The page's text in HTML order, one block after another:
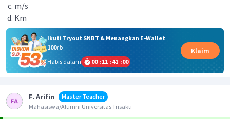
m/s
Km
Ikuti Tryout SNBT & Menangkan E-Wallet
100rb
Habis dalam
00 :11 :41 :00
Klaim
F. Arifin
Master Teacher
Mahasiswa/Alumni Universitas Trisakti